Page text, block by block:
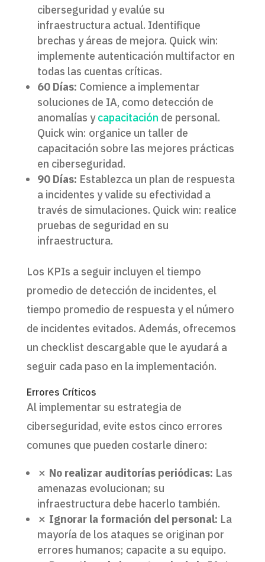
ciberseguridad y evalúe su
infraestructura actual. Identifique
brechas y áreas de mejora. Quick win:
implemente autenticación multifactor en
todas las cuentas críticas.
60 Días: Comience a implementar
soluciones de IA, como detección de
anomalías ycapacitación de personal.
Quick win: organice un taller de
capacitación sobre las mejores prácticas
en ciberseguridad.
90 Días: Establezca un plan de respuesta
a incidentes y valide su efectividad a
través de simulaciones. Quick win: realice
pruebas de seguridad en su
infraestructura.
Los KPIs a seguir incluyen el tiempo
promedio de detección de incidentes, el
tiempo promedio de respuesta y el número
de incidentes evitados. Además, ofrecemos
un checklist descargable que le ayudará a
seguir cada paso en la implementación.
Errores Críticos
Al implementar su estrategia de
ciberseguridad, evite estos cinco errores
comunes que pueden costarle dinero:
✗ No realizar auditorías periódicas: Las
amenazas evolucionan; su
infraestructura debe hacerlo también.
✗ Ignorar la formación del personal: La
mayoría de los ataques se originan por
errores humanos; capacite a su equipo.